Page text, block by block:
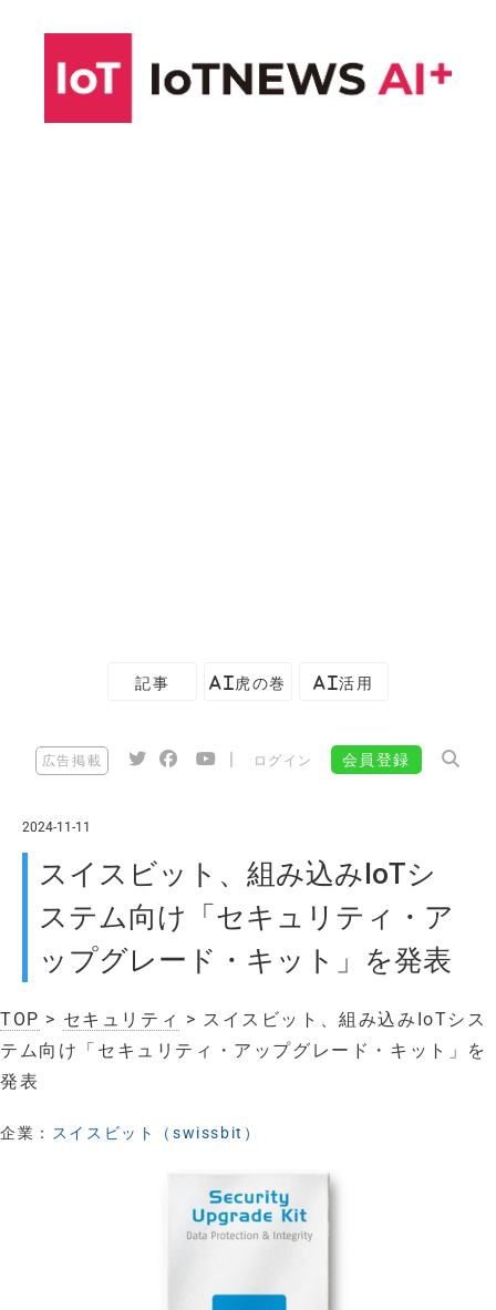
記事 AI虎の巻 AI活用
広告掲載 ログイン 会員登録
2024-11-11
スイスビット、組み込みIoTシ
ステム向け「セキュリティ・ア
ップグレード・キット」を発表
TOP > セキュリティ > スイスビット、組み込みIoTシス
テム向け「セキュリティ・アップグレード・キット」を
発表
企業： スイスビット（swissbit）